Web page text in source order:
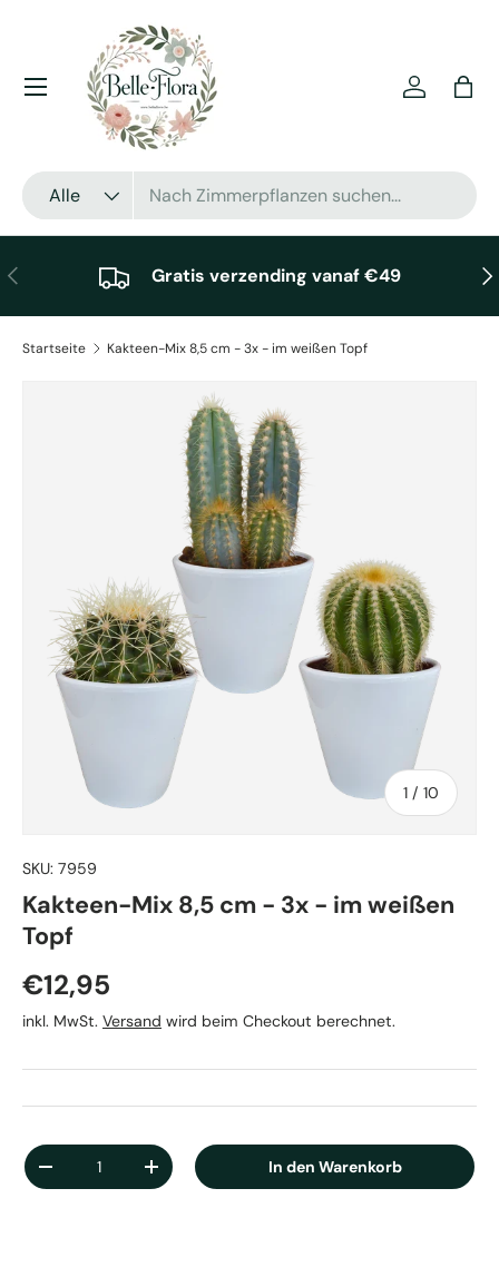
Direkt zum Inhalt
Suchen
Art
Alle
Einloggen
Menü
Vorherige Gratis verzending vanaf €49
Startseite Kakteen-Mix 8,5 cm - 3x - im weißen Topf
Zu Produktinformationen springen
1 / von
10
SKU: 7959
Kakteen-Mix 8,5 cm - 3x - im weißen
Topf
Normaler Preis
€12,95
inkl. MwSt. Versand wird beim Checkout berechnet.
Anzahl
Menge verringernMenge erhöhen In den Warenkorb